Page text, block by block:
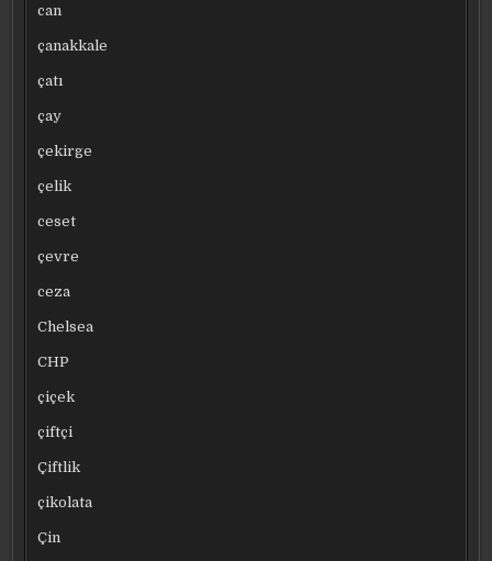
can
çanakkale
çatı
çay
çekirge
çelik
ceset
çevre
ceza
Chelsea
CHP
çiçek
çiftçi
Çiftlik
çikolata
Çin